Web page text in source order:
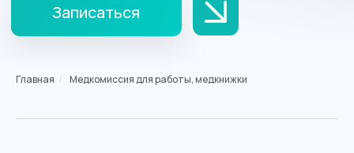
Главная / Медкомиссия для работы, медкнижки